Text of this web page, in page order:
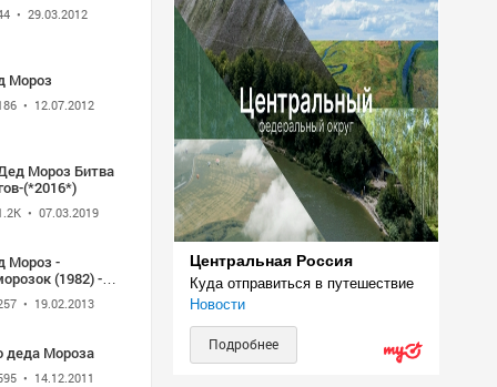
• 29.03.2012
Мороз
• 12.07.2012
Мороз Битва
(*2016*)
• 07.03.2019
Мороз -
(1982) -
• 19.02.2013
деда Мороза
• 14.12.2011
Центральная Россия
Куда отправиться в путешествие
Новости
Подробнее